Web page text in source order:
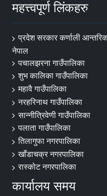
महत्त्वपूर्ण लिंकहरु
प्रदेश सरकार कर्णाली
नेपाल
पचालझरना गाउँपालिका
शुभ कालिका गाउँपालिका
महावै गाउँपालिका
नरहरिनाथ गाउँपालिका
सान्नीत्रिवेणी गाउँपालिका
पलाता गाउँपालिका
तिलागुफा नगरपालिका
खाँडाचक्र नगरपालिका
रास्कोट नगरपालिका
कार्यालय समय